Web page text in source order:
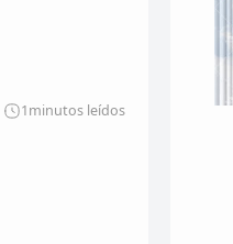
1minutos leídos